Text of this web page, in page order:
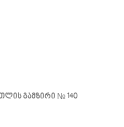
გამზირი № 140